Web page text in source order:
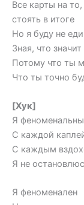
Все карты на
стоять в итоге
Но я буду не
Зная, что
Потому что ты
Что ты точно
[Хук]
Я
С каждой
С каждым
Я не
Я феноменален